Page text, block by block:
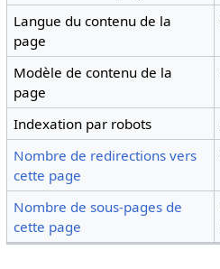
Langue du contenu de la
page
Modèle de contenu de la
page
Indexation par robots
Nombre de redirections vers
cette page
Nombre de sous-pages de
cette page